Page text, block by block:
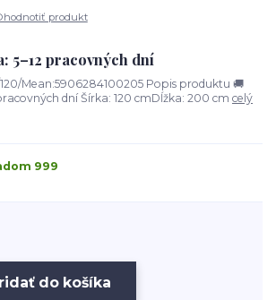
produkt
5–12 pracovných dní
Mean:5906284100205 Popis produktu 🚚
dní Šírka: 120 cmDĺžka: 200 cm celý
999
do košíka